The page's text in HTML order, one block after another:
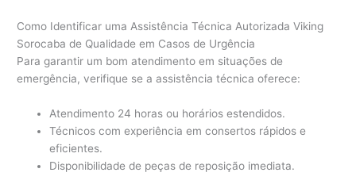
Como Identificar uma Assistência Técnica Autorizada Viking
Sorocaba de Qualidade em Casos de Urgência
Para garantir um bom atendimento em situações de
emergência, verifique se a assistência técnica oferece:
Atendimento 24 horas ou horários estendidos.
Técnicos com experiência em consertos rápidos e
eficientes.
Disponibilidade de peças de reposição imediata.